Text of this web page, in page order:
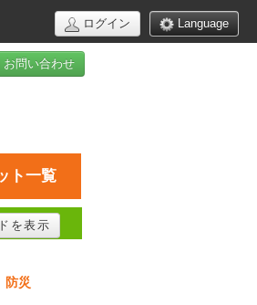
Language
ログイン
お問い合わせ
ト一覧
を表示
防災